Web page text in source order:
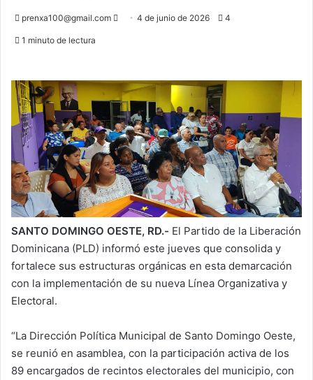
prenxa100@gmail.com
Send4 de junio de 2026 4
1 minuto de lectura
SANTO DOMINGO OESTE, RD.- El Partido de la Liberación
Dominicana (PLD) informó este jueves que consolida y
fortalece sus estructuras orgánicas en esta demarcación
con la implementación de su nueva Línea Organizativa y
Electoral.
“La Dirección Política Municipal de Santo Domingo Oeste,
se reunió en asamblea, con la participación activa de los
89 encargados de recintos electorales del municipio, con